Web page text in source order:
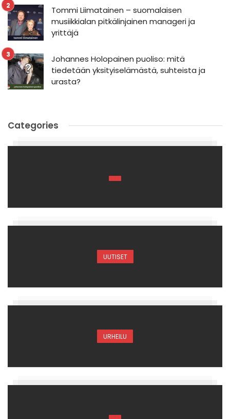
Tommi Liimatainen – suomalaisen
musiikkialan pitkälinjainen manageri ja
yrittäjä
Johannes Holopainen puoliso: mitä
tiedetään yksityiselämästä, suhteista ja
urasta?
Categories
UUTISET
URHEILU